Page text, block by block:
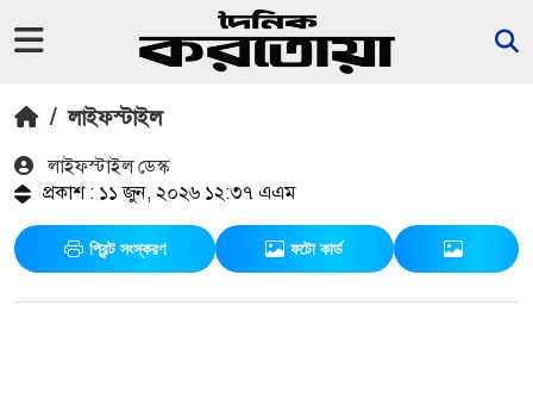
/ লাইফস্টাইল
লাইফস্টাইল ডেস্ক
প্রকাশ : ১১ জুন, ২০২৬ ১২:৩৭ এএম
প্রিন্ট সংস্করণ ফটো কার্ড